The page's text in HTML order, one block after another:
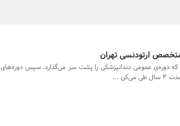
ارتودنسی تهران
دوره‌ی عمومی دندانپزشکی را پشت سر می‌گذارد. سپس دوره‌های
...